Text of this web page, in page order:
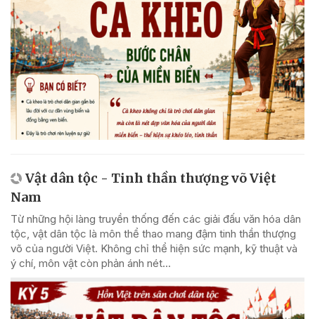
Vật dân tộc - Tinh thần thượng võ Việt
Nam
Từ những hội làng truyền thống đến các giải đấu văn hóa dân
tộc, vật dân tộc là môn thể thao mang đậm tinh thần thượng
võ của người Việt. Không chỉ thể hiện sức mạnh, kỹ thuật và
ý chí, môn vật còn phản ánh nét...